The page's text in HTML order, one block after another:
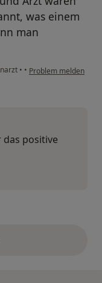
was einem
man
• • Problem melden
positive